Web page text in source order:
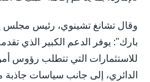
وقال تشانغ تشينوي، رئيس مجلس
بارك": يوفر الدعم الكبير الذي
للاستثمارات التي تتطلب رؤوس
الدائري، إلى جانب سياسات جاذبة